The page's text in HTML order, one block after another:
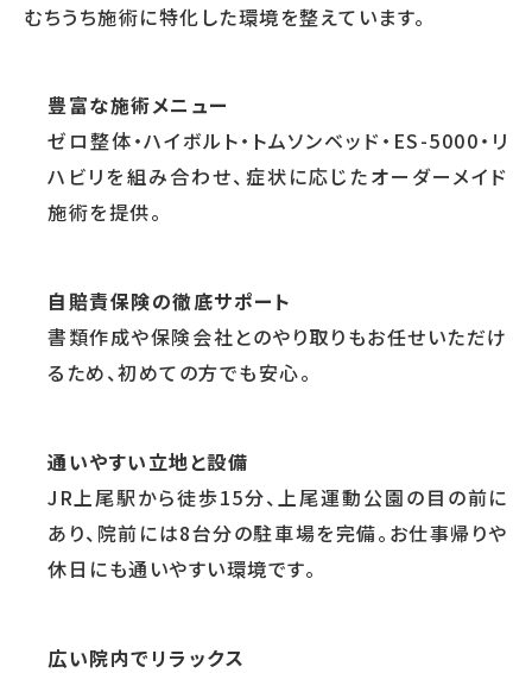
むちうち施術に特化した環境を整えています。
豊富な施術メニュー
ゼロ整体・ハイボルト・トムソンベッド・ES-5000・リ
ハビリを組み合わせ、症状に応じたオーダーメイド
施術を提供。
自賠責保険の徹底サポート
書類作成や保険会社とのやり取りもお任せいただけ
るため、初めての方でも安心。
通いやすい立地と設備
JR上尾駅から徒歩15分、上尾運動公園の目の前に
あり、院前には8台分の駐車場を完備。お仕事帰りや
休日にも通いやすい環境です。
広い院内でリラックス